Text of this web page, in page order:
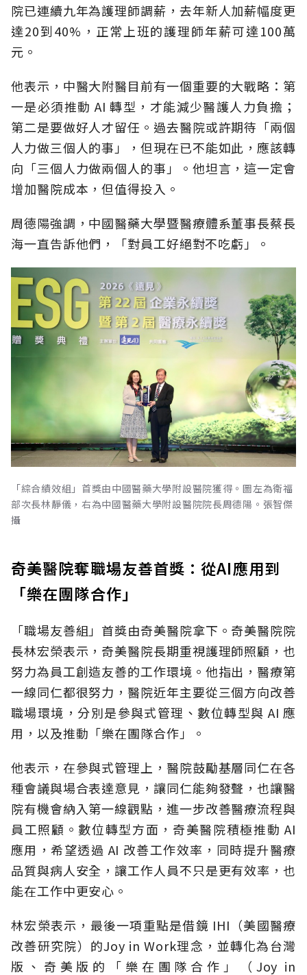
院已連續九年為護理師調薪，去年新人加薪幅度更
達20到40%，正常上班的護理師年薪可達100萬
元。
他表示，中醫大附醫目前有一個重要的大戰略：第
一是必須推動 AI 轉型，才能減少醫護人力負擔；
第二是要做好人才留任。過去醫院或許期待「兩個
人力做三個人的事」，但現在已不能如此，應該轉
向「三個人力做兩個人的事」。他坦言，這一定會
增加醫院成本，但值得投入。
周德陽強調，中國醫藥大學暨醫療體系董事長蔡長
海一直告訴他們，「對員工好絕對不吃虧」。
「綜合績效組」首獎由中國醫藥大學附設醫院獲得。圖左為衛福
部次長林靜儀，右為中國醫藥大學附設醫院院長周德陽。張智傑
攝
奇美醫院奪職場友善首獎：從AI應用到
「樂在團隊合作」
「職場友善組」首獎由奇美醫院拿下。奇美醫院院
長林宏榮表示，奇美醫院長期重視護理師照顧，也
努力為員工創造友善的工作環境。他指出，醫療第
一線同仁都很努力，醫院近年主要從三個方向改善
職場環境，分別是參與式管理、數位轉型與 AI 應
用，以及推動「樂在團隊合作」。
他表示，在參與式管理上，醫院鼓勵基層同仁在各
種會議與場合表達意見，讓同仁能夠發聲，也讓醫
院有機會納入第一線觀點，進一步改善醫療流程與
員工照顧。數位轉型方面，奇美醫院積極推動 AI
應用，希望透過 AI 改善工作效率，同時提升醫療
品質與病人安全，讓工作人員不只是更有效率，也
能在工作中更安心。
林宏榮表示，最後一項重點是借鏡 IHI（美國醫療
改善研究院）的Joy in Work理念，並轉化為台灣
版、奇美版的「樂在團隊合作」（Joy in